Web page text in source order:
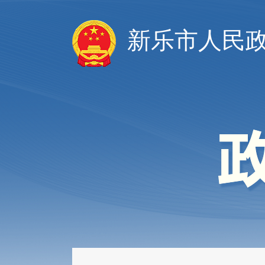
新乐市人民